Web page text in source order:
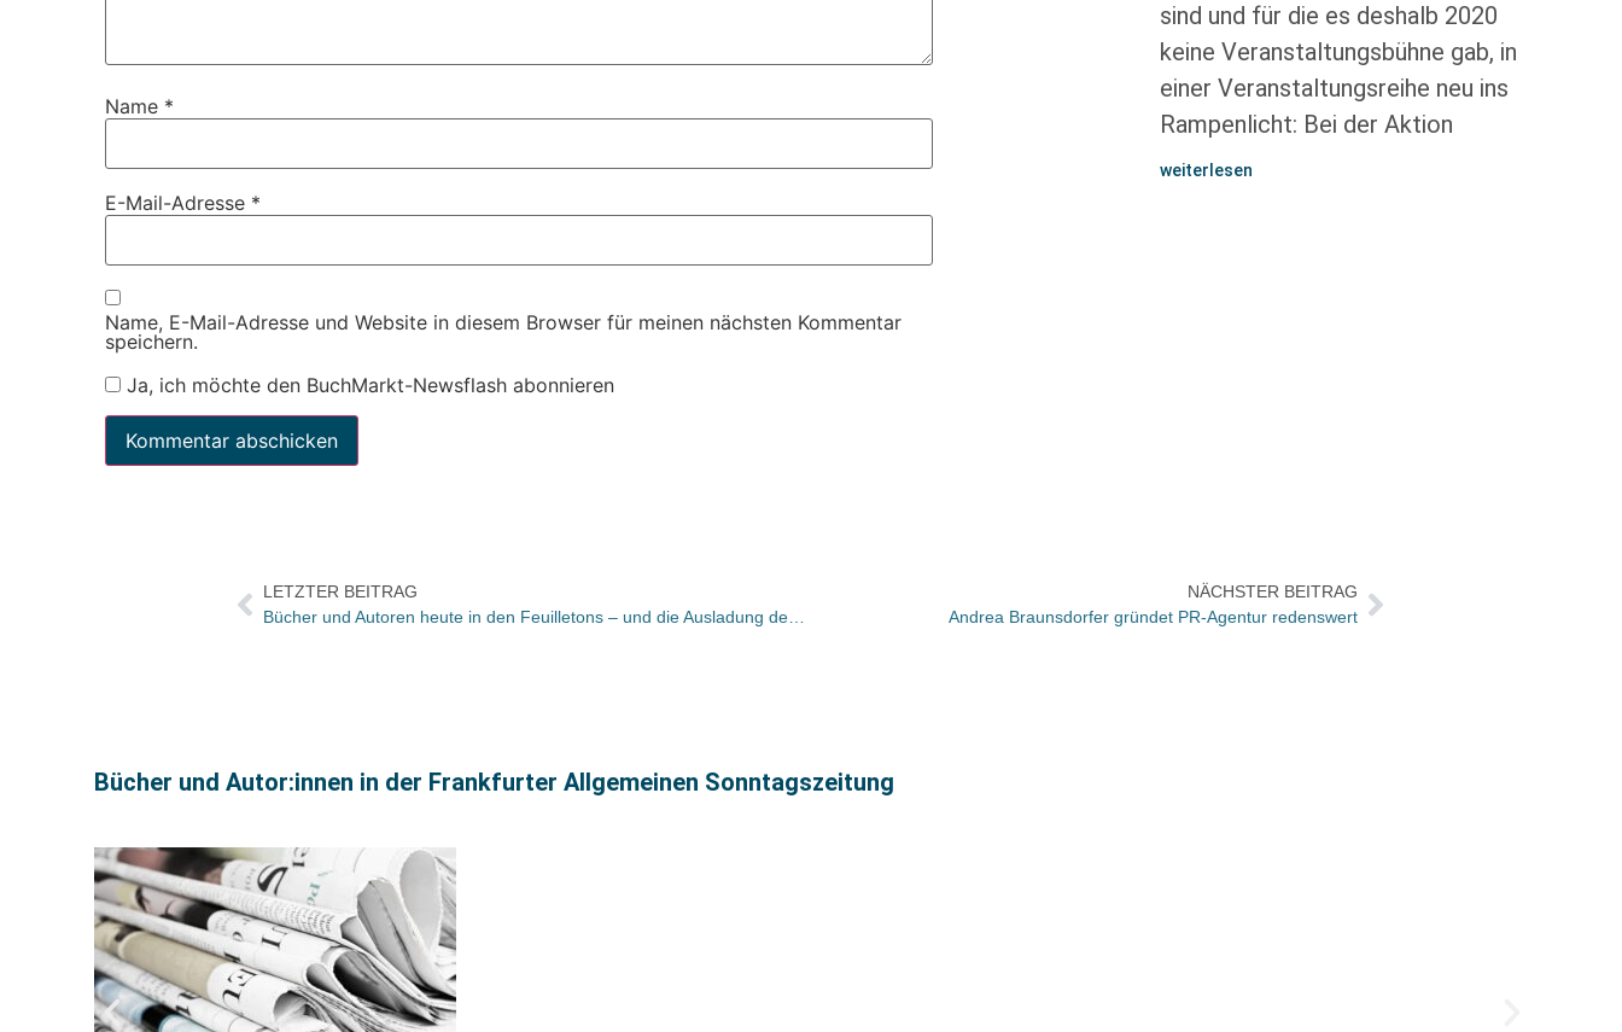
Name *
E-Mail-Adresse *
Name, E-Mail-Adresse und Website in diesem Browser für meinen nächsten Kommentar
speichern.
Ja, ich möchte den BuchMarkt-Newsflash abonnieren
sind und für die es deshalb 2020
keine Veranstaltungsbühne gab, in
einer Veranstaltungsreihe neu ins
Rampenlicht: Bei der Aktion
weiterlesen
LETZTER BEITRAG
NÄCHSTER BEITRAG
Andrea Braunsdorfer gründet PR-Agentur redenswert
Bücher und Autor:innen in der Frankfurter Allgemeinen Sonntagszeitung